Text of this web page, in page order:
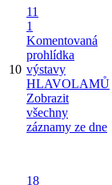
10
11
1
Komentovaná
prohlídka
výstavy
HLAVOLAMŮ
Zobrazit
všechny
záznamy ze dne
18